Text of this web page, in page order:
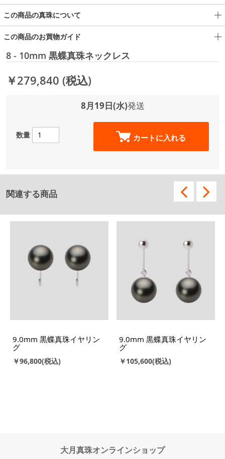
この商品の真珠について
この商品のお買物ガイド
8 - 10mm 黒蝶真珠ネックレス
￥279,840 (税込)
8月19日(水)発送
数量 カートに入れる
関連する商品
9.0mm 黒蝶真珠イヤリン
グ
￥96,800
9.0mm 黒蝶真珠イヤリン
グ
￥105,600
大月真珠オンラインショップ